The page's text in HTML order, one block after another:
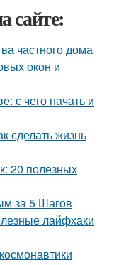
сайте:
частного дома
окон и
с чего начать и
сделать жизнь
20 полезных
за 5 Шагов
лайфхаки